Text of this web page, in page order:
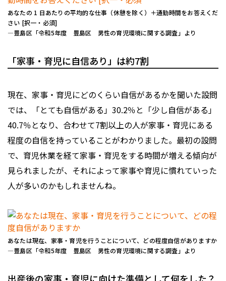
あなたの 1 日あたりの平均的な仕事（休憩を除く）＋通勤時間をお答えくだ
さい [択一・必須]
―豊島区「令和5年度 豊島区 男性の育児環境に関する調査」より
「家事・育児に自信あり」は約7割
現在、家事・育児にどのくらい自信があるかを聞いた設問
では、「とても自信がある」30.2％と「少し自信がある」
40.7％となり、合わせて7割以上の人が家事・育児にある
程度の自信を持っていることがわかりました。最初の設問
で、育児休業を経て家事・育児をする時間が増える傾向が
見られましたが、それによって家事や育児に慣れていった
人が多いのかもしれませんね。
あなたは現在、家事・育児を行うことについて、どの程度自信がありますか
―豊島区「令和5年度 豊島区 男性の育児環境に関する調査」より